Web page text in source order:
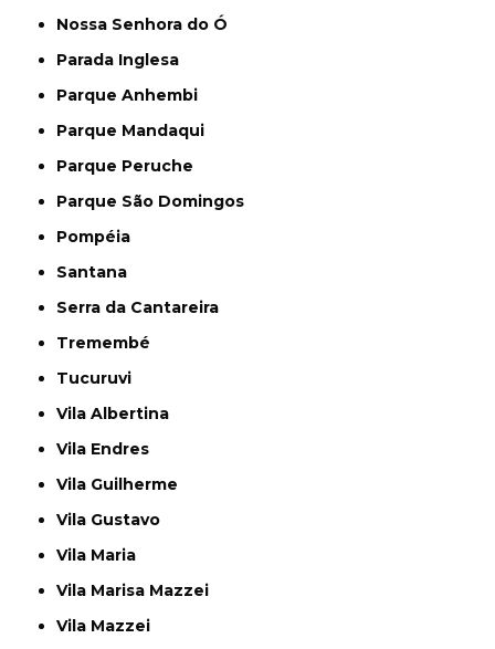
Nossa Senhora do Ó
Parada Inglesa
Parque Anhembi
Parque Mandaqui
Parque Peruche
Parque São Domingos
Pompéia
Santana
Serra da Cantareira
Tremembé
Tucuruvi
Vila Albertina
Vila Endres
Vila Guilherme
Vila Gustavo
Vila Maria
Vila Marisa Mazzei
Vila Mazzei